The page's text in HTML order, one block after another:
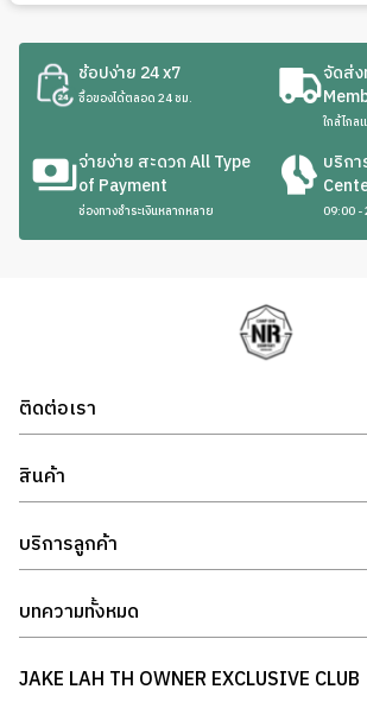
ช้อปง่าย 24 x7
ซื้อของได้ตลอด 24 ชม.
จัดส่
ใกล้ไกล
จ่ายง่าย สะดวก All Type
of Payment
ช่องทางชำระเงินหลากหลาย
บริกา
09:00 -
ติดต่อเรา
สินค้า
บริการลูกค้า
บทความทั้งหมด
JAKE LAH TH OWNER EXCLUSIVE CLUB